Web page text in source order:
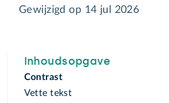
Gewijzigd op 14 jul 2026
Inhoudsopgave
Contrast
Vette tekst